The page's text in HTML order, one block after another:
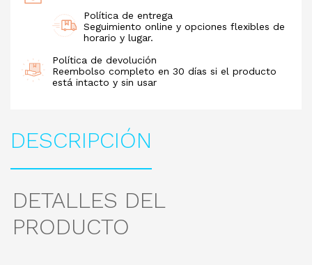
Política de entrega
Seguimiento online y opciones flexibles de
horario y lugar.
Política de devolución
Reembolso completo en 30 días si el producto
está intacto y sin usar
DESCRIPCIÓN
DETALLES DEL
PRODUCTO